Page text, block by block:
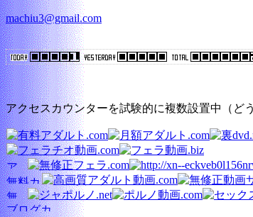
machiu3@gmail.com
アクセスカウンターを試験的に複数設置中（ど